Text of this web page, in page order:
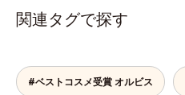
関連タグで探す
#ベストコスメ受賞 オルビス